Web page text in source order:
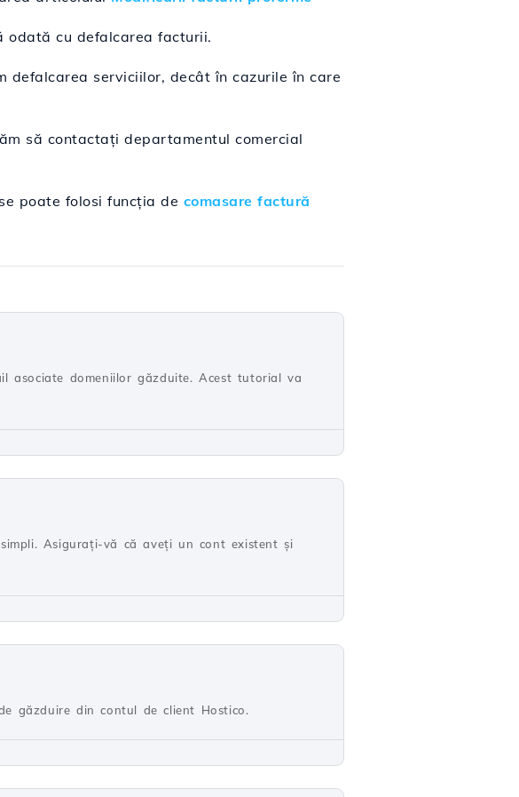
odată cu defalcarea facturii.
defalcarea serviciilor, decât în cazurile în care
să contactați departamentul comercial
poate folosi funcția de comasare factură
asociate domeniilor găzduite. Acest tutorial va
Asigurați-vă că aveți un cont existent și
găzduire din contul de client Hostico.